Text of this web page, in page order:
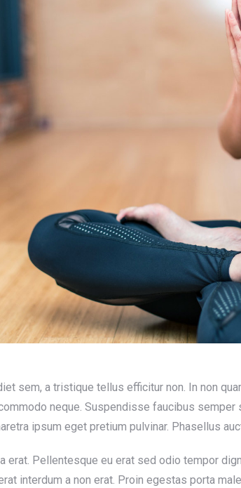
sem, a tristique tellus efficitur non. In non
neque. Suspendisse faucibus semper
ipsum eget pretium pulvinar. Phasellus
erat. Pellentesque eu erat sed odio tempor
interdum a non erat. Proin egestas porta